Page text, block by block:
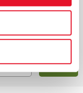
70
3-4 dagars leveranstid